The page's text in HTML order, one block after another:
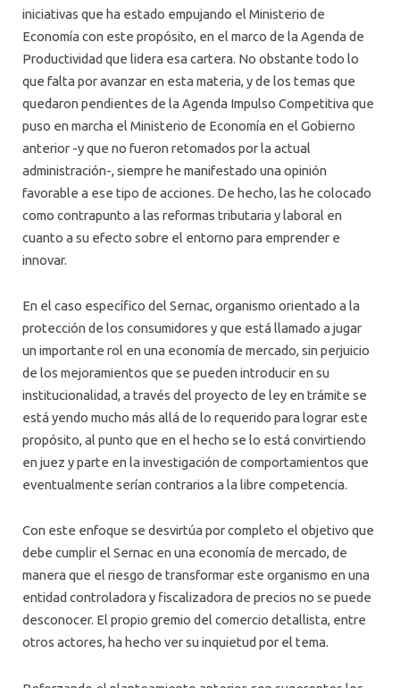
iniciativas que ha estado empujando el Ministerio de
Economía con este propósito, en el marco de la Agenda de
Productividad que lidera esa cartera. No obstante todo lo
que falta por avanzar en esta materia, y de los temas que
quedaron pendientes de la Agenda Impulso Competitiva que
puso en marcha el Ministerio de Economía en el Gobierno
anterior -y que no fueron retomados por la actual
administración-, siempre he manifestado una opinión
favorable a ese tipo de acciones. De hecho, las he colocado
como contrapunto a las reformas tributaria y laboral en
cuanto a su efecto sobre el entorno para emprender e
innovar.
En el caso específico del Sernac, organismo orientado a la
protección de los consumidores y que está llamado a jugar
un importante rol en una economía de mercado, sin perjuicio
de los mejoramientos que se pueden introducir en su
institucionalidad, a través del proyecto de ley en trámite se
está yendo mucho más allá de lo requerido para lograr este
propósito, al punto que en el hecho se lo está convirtiendo
en juez y parte en la investigación de comportamientos que
eventualmente serían contrarios a la libre competencia.
Con este enfoque se desvirtúa por completo el objetivo que
debe cumplir el Sernac en una economía de mercado, de
manera que el riesgo de transformar este organismo en una
entidad controladora y fiscalizadora de precios no se puede
desconocer. El propio gremio del comercio detallista, entre
otros actores, ha hecho ver su inquietud por el tema.